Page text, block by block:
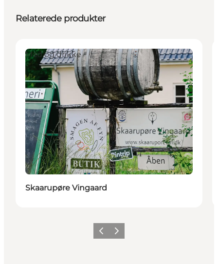
Relaterede produkter
Mad og drikke
Skaarupøre Vingaard
ForrigeNæste